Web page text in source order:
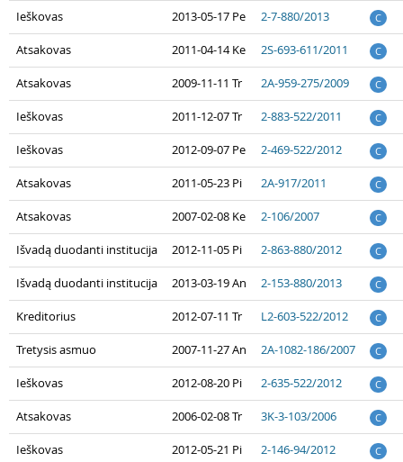
Ieškovas 2013-05-17 Pe 2-7-880/2013 C
Atsakovas 2011-04-14 Ke 2S-693-611/2011 C
Atsakovas 2009-11-11 Tr 2A-959-275/2009 C
Ieškovas 2011-12-07 Tr 2-883-522/2011 C
Ieškovas 2012-09-07 Pe 2-469-522/2012 C
Atsakovas 2011-05-23 Pi 2A-917/2011 C
Atsakovas 2007-02-08 Ke 2-106/2007 C
Išvadą duodanti institucija 2012-11-05 Pi 2-863-880/2012 C
Išvadą duodanti institucija 2013-03-19 An 2-153-880/2013 C
Kreditorius 2012-07-11 Tr L2-603-522/2012 C
Tretysis asmuo 2007-11-27 An 2A-1082-186/2007 C
Ieškovas 2012-08-20 Pi 2-635-522/2012 C
Atsakovas 2006-02-08 Tr 3K-3-103/2006 C
Ieškovas 2012-05-21 Pi 2-146-94/2012 C